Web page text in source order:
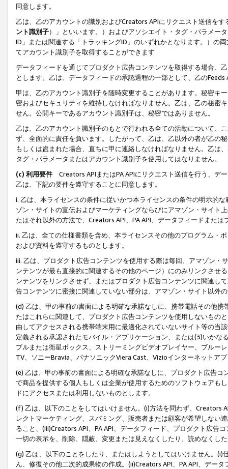
同意します。
乙は、乙のアカウントの識別およびCreators APIにリクエスト送信を
ント識別子）」といいます。）およびアソシエイト・タグ・パラメー
ID」または関連する「トラッキングID」のいずれかとなります。）の
てアカウント識別子を取得することができます
データフィードを通じてプロダクト広告コンテンツを取得する場合、
とします。乙は、データフィードの承認過程の一部として、乙の
甲は、乙のアカウント識別子を随時変更することがあります。秘密キ
密およびセキュリティを維持しなければなりません。乙は、乙の秘密
せん。公開キーであるアカウント識別子は、秘密ではありません。
乙は、乙のアカウント識別子のもとで行われる全ての活動について、
ず、全面的に責任を負います。したがって、乙は、乙以外の者が乙の
もしくは盗まれた場合、直ちに甲に連絡しなければなりません。乙は
タグ・パラメータまたはアカウント識別子を使用してはなりません。
(c) 利用要件 Creators APIまたはPA APIにリクエスト送信を行う、デ
乙は、下記の要件を遵守することに同意します。
i. 乙は、本ライセンスの条件に従いかつ本ライセンスの条件の明示的
ゾン・サイトの宣伝およびマーケティングならびにアマゾン・サイト
たはそれ以外の方法で、Creators API、PA API、データフィードまた
ii. 乙は、全ての仕様書類を含め、本ライセンスその他のプログラム・
および資料を遵守するものとします。
iii. 乙は、プロダクト広告コンテンツを使用する際は毎回、アマゾン
ンテンツが最も直接的に関連するその他のページ）にのみリンクさせ
ンテンツをリンクさせず、またはプロダクト広告コンテンツに関連し
告コンテンツに密接に関連していない部分は、アマゾン・サイト以外
(d) 乙は、甲の事前の書面による明確な承諾なしに、携帯電話その他
たはこれらに関連して、プロダクト広告コンテンツを使用しないもの
由してアクセスされる携帯端末用に最適化されていないサイト等の当
定義される承認されたモバイル・アプリケーション、または(3)いか
ブルまたは衛星ボックス、ストリーミングビデオプレイヤー、ブルー
TV、ソニーBravia、パナソニックViera Cast、Vizioインターネットア
(e) 乙は、甲の事前の書面による明確な承諾なしに、プロダクト広告
で商品を提供する個人もしくは企業が使用するためのソフトウェアも
ドにアクセスまたは利用しないものとします。
(f) 乙は、以下のことをしてはいけません。(i)方法を問わず、Creators
レクトマーケティング、スパミング、販売者または顧客が希望しない
ること、(iii)Creators API、PA API、データフィード、プロダクト広告
一切の表示を、削除、隠蔽、変更または見えなくしたり、読めなくし
(g) 乙は、以下のことをしたり、またはしようとしてはいけません。
ん、修復その他二次的成果物の作成。(ii)Creators API、PA API、デー